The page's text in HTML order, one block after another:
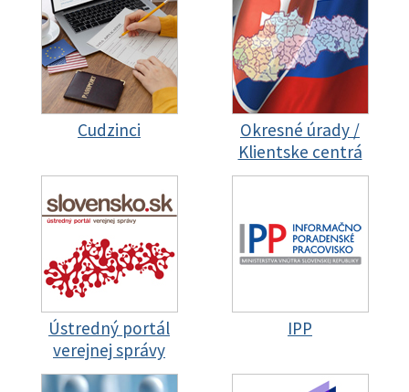
Cudzinci
Okresné úrady /
Klientske centrá
Ústredný portál
verejnej správy
IPP